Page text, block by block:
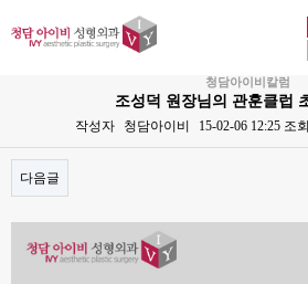
청담아이비칼럼
조성덕 원장님의 관훈클럽
작성자 청담아이비 15-02-06 12:25조회
다음글